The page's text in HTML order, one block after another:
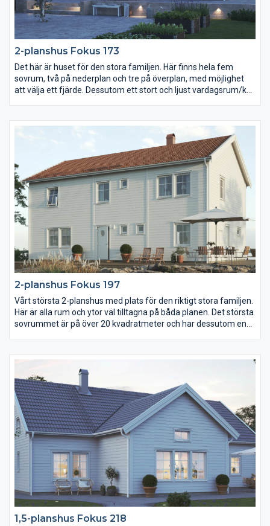
2-planshus Fokus 173
Det här är huset för den stora familjen. Här finns hela fem
sovrum, två på nederplan och tre på överplan, med möjlighet
att välja ett fjärde. Dessutom ett stort och ljust vardagsrum/kök
2-planshus Fokus 197
Vårt största 2-planshus med plats för den riktigt stora familjen.
Här är alla rum och ytor väl tilltagna på båda planen. Det största
sovrummet är på över 20 kvadratmeter och har dessutom en
1,5-planshus Fokus 218